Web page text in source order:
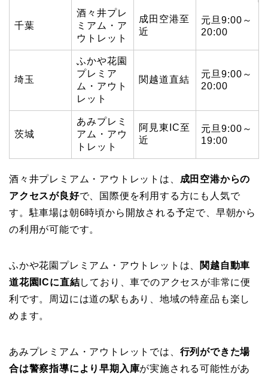
千葉
酒々井プレ
ミアム・ア
ウトレット
成田空港至
近
元旦9:00～
20:00
埼玉
ふかや花園
プレミア
ム・アウト
レット
関越道直結
元旦9:00～
20:00
茨城
あみプレミ
アム・アウ
トレット
阿見東IC至
近
元旦9:00～
19:00
酒々井プレミアム・アウトレットは、 成田空港からの
アクセスが良好で、国際便を利用する方にも人気で
す。駐車場は朝6時頃から開放される予定で、早朝から
の利用が可能です。
ふかや花園プレミアム・アウトレットは、
関越自動車
道花園ICに直結しており、車でのアクセスが非常に便
利です。周辺には道の駅もあり、地域の特産品も楽し
めます。
あみプレミアム・アウトレットでは、 行列ができた場
合は警察指導により早期入庫が実施される可能性があ